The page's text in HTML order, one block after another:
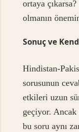
ortaya
olmanın
Sonuç ve
Hindistan-
sorusunun
etkileri uzun
geçiyor. Ancak
bu soru aynı